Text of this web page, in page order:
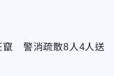
竄 警消疏散8人4人送